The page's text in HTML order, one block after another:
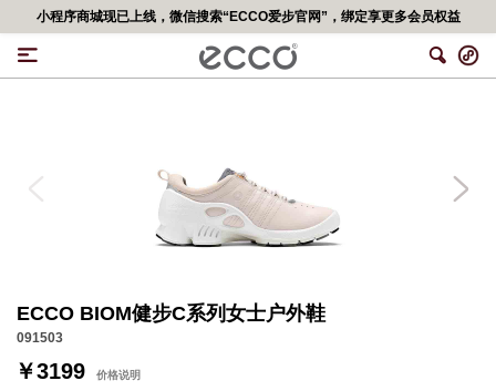
ECCO BIOM健步C系列女士户外鞋
091503
￥3199 价格说明
小程序商城现已上线，微信搜索“ECCO爱步官网”，绑定享更多会员权益